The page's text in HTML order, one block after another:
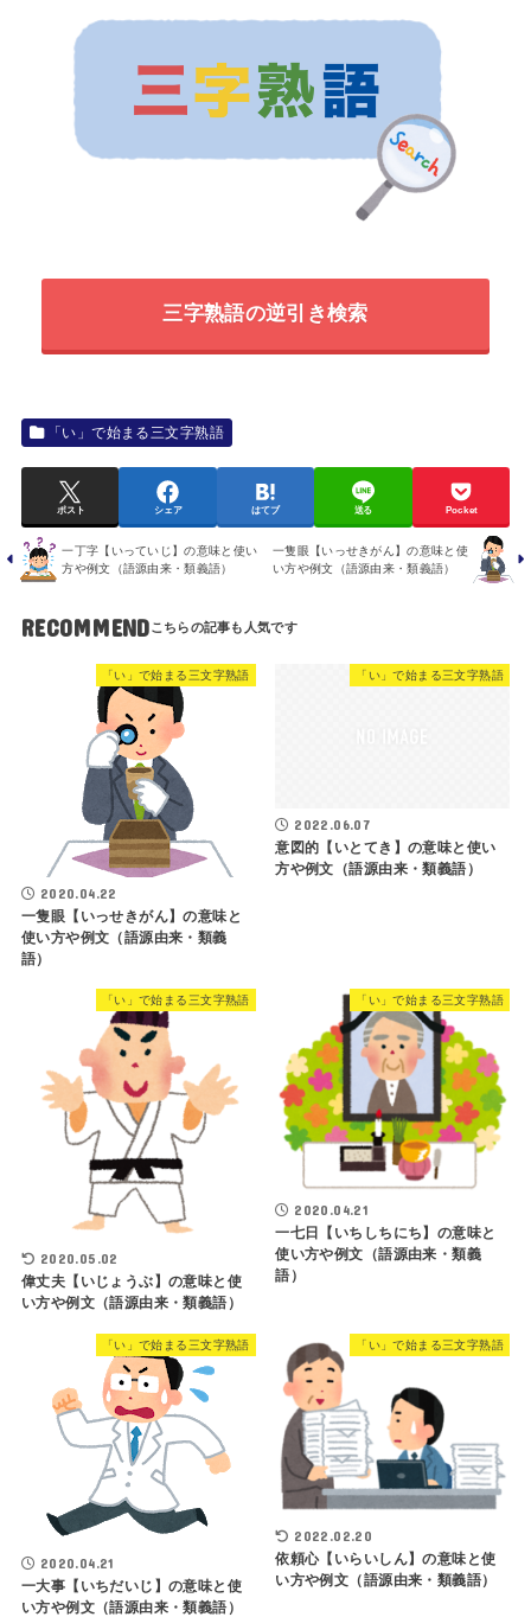
三字熟語の逆引き検索
「い」で始まる三文字熟語
ポスト シェア はてブ 送る Pocket
一丁字【いっていじ】の意味と使い
方や例文（語源由来・類義語）
一隻眼【いっせきがん】の意味と使
い方や例文（語源由来・類義語）
RECOMMEND
「い」で始まる三文字熟語
2020.04.22
一隻眼【いっせきがん】の意味と
使い方や例文（語源由来・類義
語）
「い」で始まる三文字熟語
2022.06.07
意図的【いとてき】の意味と使い
方や例文（語源由来・類義語）
「い」で始まる三文字熟語
2020.05.02
偉丈夫【いじょうぶ】の意味と使
い方や例文（語源由来・類義語）
「い」で始まる三文字熟語
2020.04.21
一七日【いちしちにち】の意味と
使い方や例文（語源由来・類義
語）
「い」で始まる三文字熟語
2020.04.21
一大事【いちだいじ】の意味と使
い方や例文（語源由来・類義語）
「い」で始まる三文字熟語
2022.02.20
依頼心【いらいしん】の意味と使
い方や例文（語源由来・類義語）